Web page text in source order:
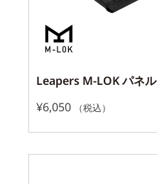
Leapers M-LOK パネ
¥6,050 （税込）